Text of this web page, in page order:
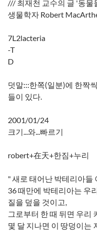
/// 최재천 교수의 글 '동물
생물학자 Robert
7L2lacteria
-T
D
덧말:::한쪽(일분)에 한짝
들이 있다.
2001/01/24
크기...와...빠르기
robert+在天+한짐+누리
" 새로 태어난 박테리아들
36 때만에 박테리아는 우
질을 덮을 것이고,
그로부터 한 때 뒤면 우리
몇 달 지나면 이 땅덩이는